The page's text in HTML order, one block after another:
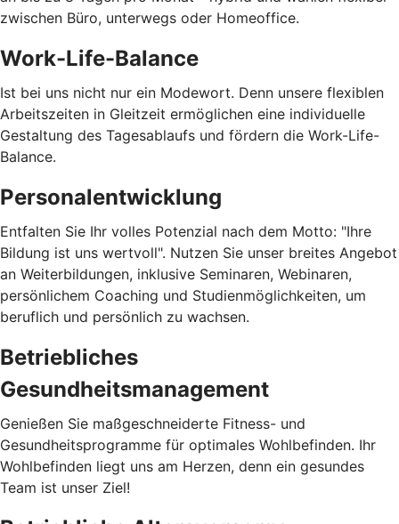
zwischen Büro, unterwegs oder Homeoffice.
Work-Life-Balance
Ist bei uns nicht nur ein Modewort. Denn unsere flexiblen
Arbeitszeiten in Gleitzeit ermöglichen eine individuelle
Gestaltung des Tagesablaufs und fördern die Work-Life-
Balance.
Personalentwicklung
Entfalten Sie Ihr volles Potenzial nach dem Motto: "Ihre
Bildung ist uns wertvoll". Nutzen Sie unser breites Angebot
an Weiterbildungen, inklusive Seminaren, Webinaren,
persönlichem Coaching und Studienmöglichkeiten, um
beruflich und persönlich zu wachsen.
Betriebliches
Gesundheitsmanagement
Genießen Sie maßgeschneiderte Fitness- und
Gesundheitsprogramme für optimales Wohlbefinden. Ihr
Wohlbefinden liegt uns am Herzen, denn ein gesundes
Team ist unser Ziel!